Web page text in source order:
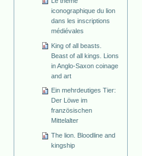
iconographique du lion
dans les inscriptions
médiévales
King of all beasts.
Beast of all kings. Lions
in Anglo-Saxon coinage
and art
Ein mehrdeutiges Tier:
Der Löwe im
französischen
Mittelalter
The lion. Bloodline and
kingship